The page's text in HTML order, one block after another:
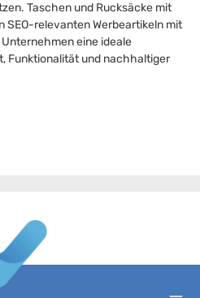
Taschen und Rucksäcke mit
SEO-relevanten Werbeartikeln mit
eine ideale
Funktionalität und nachhaltiger